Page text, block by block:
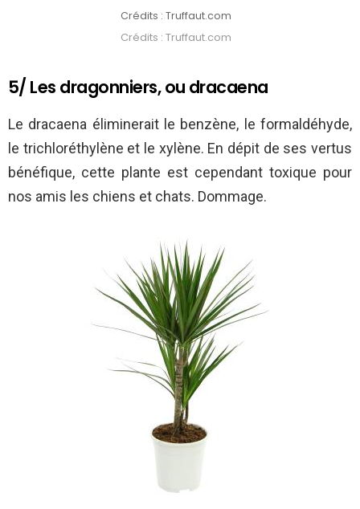
Crédits : Truffaut.com
Crédits : Truffaut.com
5/ Les dragonniers, ou dracaena
Le dracaena éliminerait le benzène, le formaldéhyde,
le trichloréthylène et le xylène. En dépit de ses vertus
bénéfique, cette plante est cependant toxique pour
nos amis les chiens et chats. Dommage.